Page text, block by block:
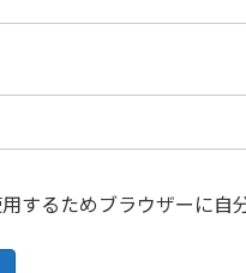
するためブラウザーに自